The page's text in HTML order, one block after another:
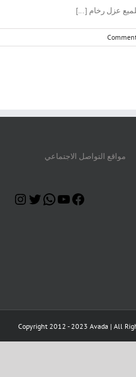
مواقع التواصل الاجتماعي
Facebook
YouTube
WhatsApp
Twitter
Copyright 2012 - 2023 Avada | All